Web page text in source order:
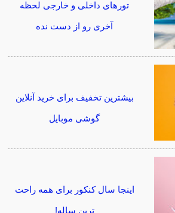
تورهای داخلی و خارجی لحظه
آخری رو از دست نده
بیشترین تخفیف برای خرید آنلاین
گوشی موبایل
اینجا سال کنکور برای همه راحت
ترین ساله!